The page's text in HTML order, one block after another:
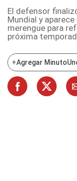
El defensor
Mundial y
merengue para
próxima
+Agregar